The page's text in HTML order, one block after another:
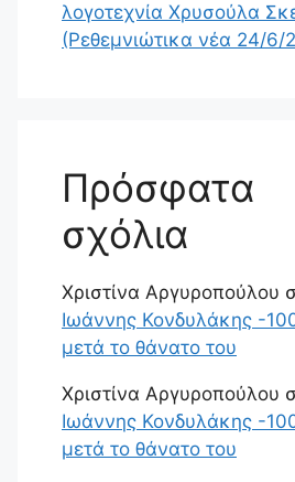
λογοτεχνία Χρυσούλα
(Ρεθεμνιώτικα νέα 24/6/
Πρόσφατα
σχόλια
Χριστίνα Αργυροπούλου
Ιωάννης Κονδυλάκης -
μετά το θάνατο του
Χριστίνα Αργυροπούλου
Ιωάννης Κονδυλάκης -
μετά το θάνατο του